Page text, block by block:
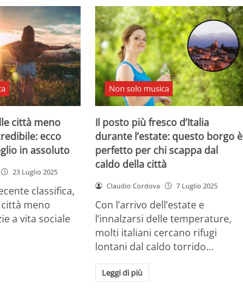
città meno
ecco
in assoluto
23 Luglio 2025
classifica,
meno
a vita sociale
Non solo musica
Il posto più fresco d’Italia
durante l’estate: questo borgo è
perfetto per chi scappa dal
caldo della città
Claudio Cordova 7 Luglio 2025
Con l’arrivo dell’estate e
l’innalzarsi delle temperature,
molti italiani cercano rifugi
lontani dal caldo torrido…
Leggi di più